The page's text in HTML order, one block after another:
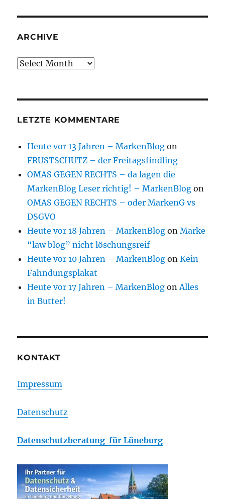
ARCHIVE
Archive
LETZTE KOMMENTARE
Heute vor 13 Jahren – MarkenBlog on
FRUSTSCHUTZ – der Freitagsfindling
OMAS GEGEN RECHTS – da lagen die
MarkenBlog Leser richtig! – MarkenBlog on
OMAS GEGEN RECHTS – oder MarkenG vs
DSGVO
Heute vor 18 Jahren – MarkenBlog onMarke
“law blog” nicht löschungsreif
Heute vor 10 Jahren – MarkenBlog onKein
Fahndungsplakat
Heute vor 17 Jahren – MarkenBlog onAlles
in Butter!
KONTAKT
Impressum
Datenschutz
Datenschutzberatung für Lüneburg